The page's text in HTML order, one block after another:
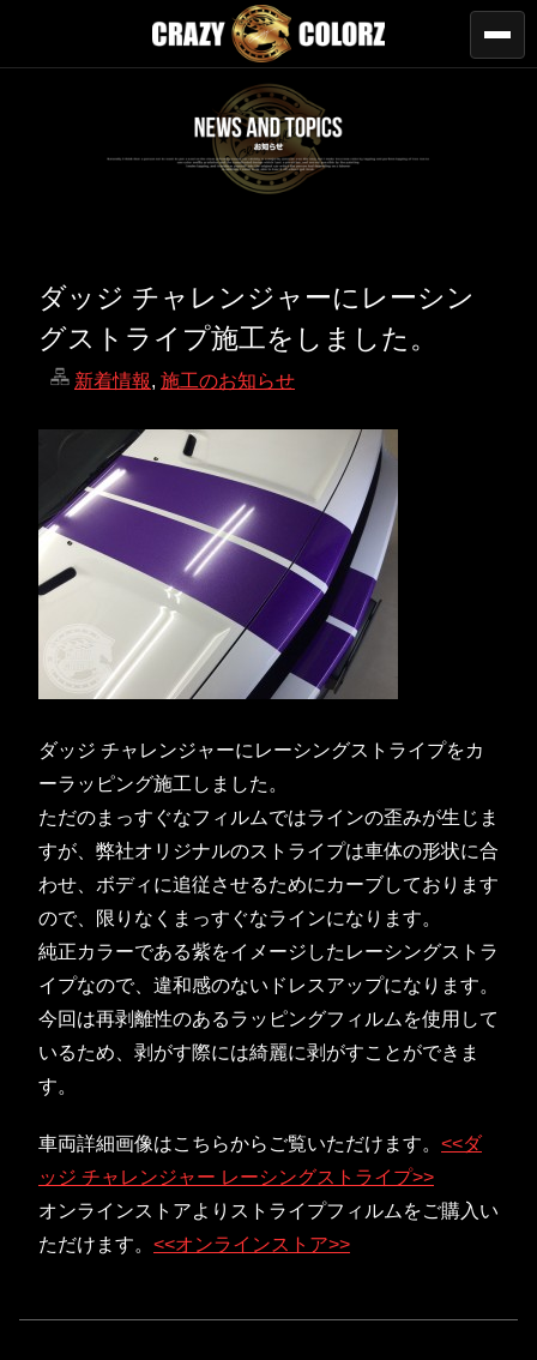
ダッジ チャレンジャーにレーシン
グストライプ施工をしました。
新着情報, 施工のお知らせ
ダッジ チャレンジャーにレーシングストライプをカ
ーラッピング施工しました。
ただのまっすぐなフィルムではラインの歪みが生じま
すが、弊社オリジナルのストライプは車体の形状に合
わせ、ボディに追従させるためにカーブしております
ので、限りなくまっすぐなラインになります。
純正カラーである紫をイメージしたレーシングストラ
イプなので、違和感のないドレスアップになります。
今回は再剥離性のあるラッピングフィルムを使用して
いるため、剥がす際には綺麗に剥がすことができま
す。
車両詳細画像はこちらからご覧いただけます。 <<ダ
ッジ チャレンジャー レーシングストライプ>>
オンラインストアよりストライプフィルムをご購入い
ただけます。 <<オンラインストア>>